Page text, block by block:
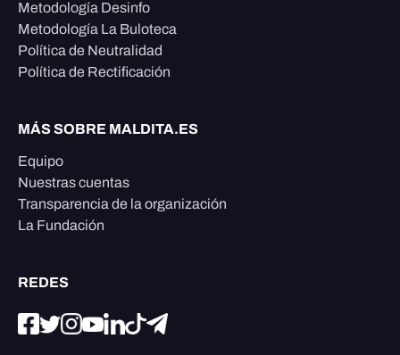
Metodología Desinfo
Metodología La Buloteca
Política de Neutralidad
Política de Rectificación
MÁS SOBRE MALDITA.ES
Equipo
Nuestras cuentas
Transparencia de la organización
La Fundación
REDES